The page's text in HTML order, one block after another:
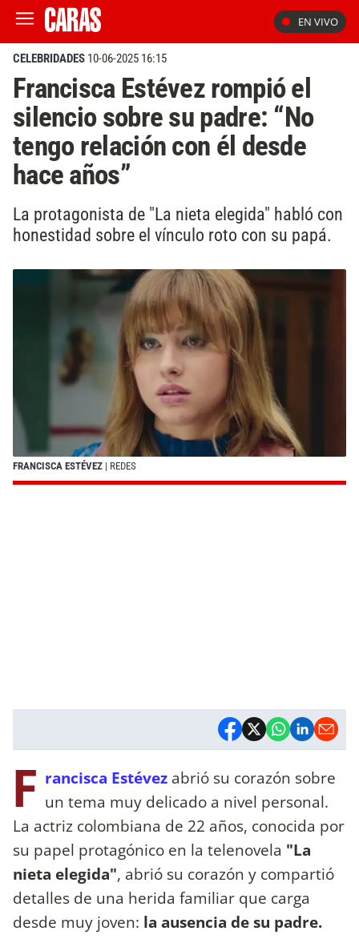
EN VIVO
CELEBRIDADES 10-06-2025 16:15
Francisca Estévez rompió el
silencio sobre su padre: “No
tengo relación con él desde
hace años”
La protagonista de "La nieta elegida" habló con
honestidad sobre el vínculo roto con su papá.
FRANCISCA ESTÉVEZ | REDES
F rancisca Estévez abrió su corazón sobre
un tema muy delicado a nivel personal.
La actriz colombiana de 22 años, conocida por
su papel protagónico en la telenovela "La
nieta elegida", abrió su corazón y compartió
detalles de una herida familiar que carga
desde muy joven: la ausencia de su padre.